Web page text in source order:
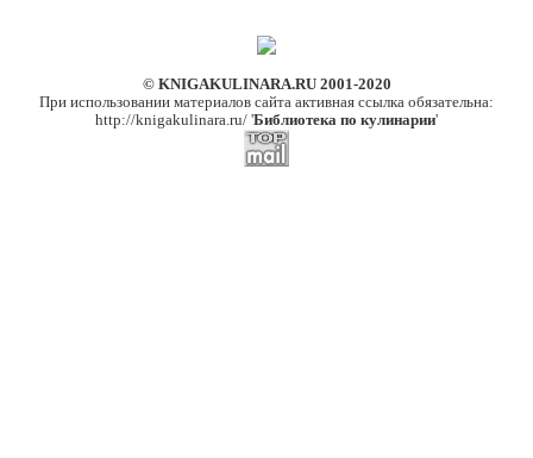
© KNIGAKULINARA.RU 2001-2020
При использовании материалов сайта активная ссылка обязательна:
http://knigakulinara.ru/ 'Библиотека по кулинарии'